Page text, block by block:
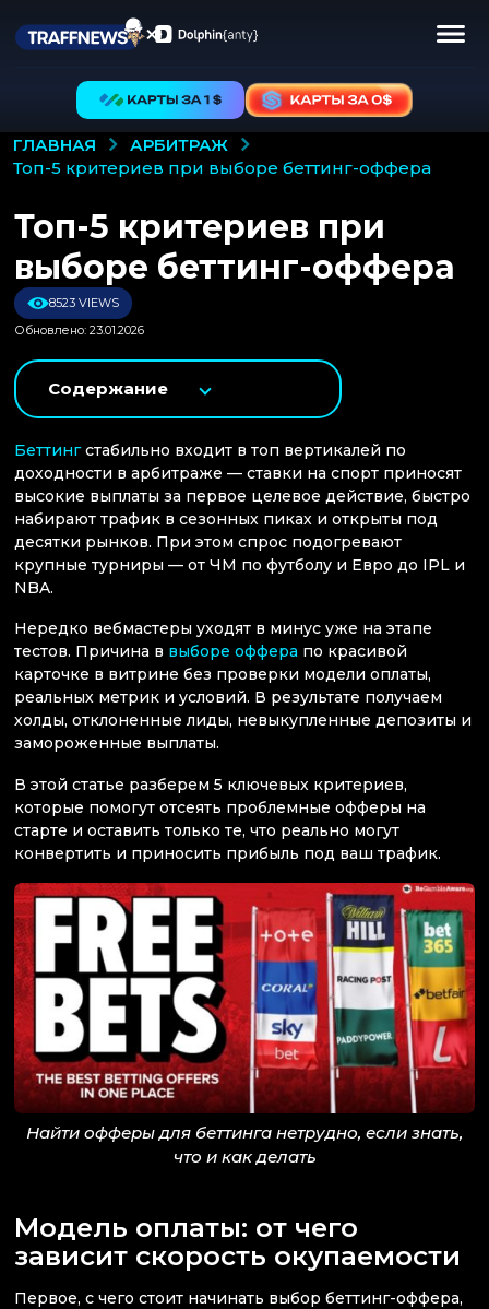
ГЛАВНАЯ
АРБИТРАЖ
топ-5 критериев при выборе беттинг-оффера
Топ-5 критериев при
выборе беттинг-оффера
8523 VIEWS
Обновлено: 23.01.2026
Содержание
Беттингстабильно входит в топ вертикалей по
доходности в арбитраже — ставки на спорт приносят
высокие выплаты за первое целевое действие, быстро
набирают трафик в сезонных пиках и открыты под
десятки рынков. При этом спрос подогревают
крупные турниры — от ЧМ по футболу и Евро до IPL и
NBA.
Нередко вебмастеры уходят в минус уже на этапе
тестов. Причина в выборе оффера по красивой
карточке в витрине без проверки модели оплаты,
реальных метрик и условий. В результате получаем
холды, отклоненные лиды, невыкупленные депозиты и
замороженные выплаты.
В этой статье разберем 5 ключевых критериев,
которые помогут отсеять проблемные офферы на
старте и оставить только те, что реально могут
конвертить и приносить прибыль под ваш трафик.
Найти офферы для беттинга нетрудно, если знать,
что и как делать
Модель оплаты: от чего
зависит скорость окупаемости
Первое, с чего стоит начинать выбор беттинг-оффера,